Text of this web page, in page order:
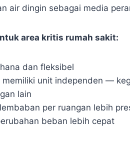
air dingin sebagai media
area kritis rumah sakit:
dan fleksibel
memiliki unit independen —
lain
per ruangan lebih
beban lebih cepat